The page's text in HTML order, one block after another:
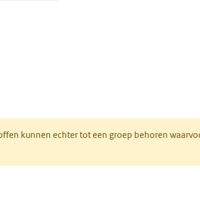
kunnen echter tot een groep behoren